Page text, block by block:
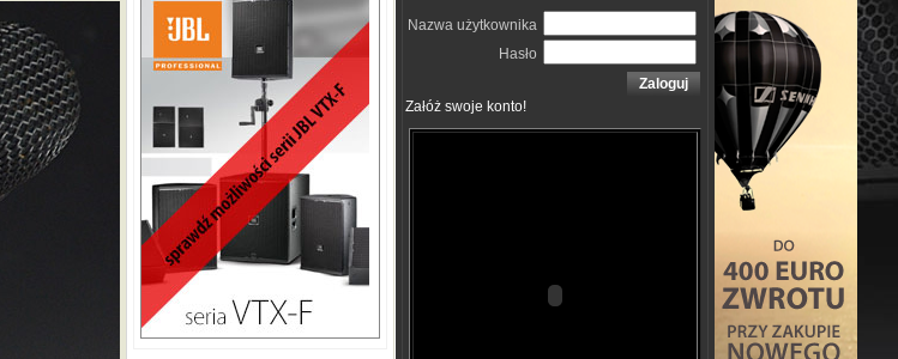
Nazwa użytkownika
Hasło
Zaloguj
Załóż swoje konto!